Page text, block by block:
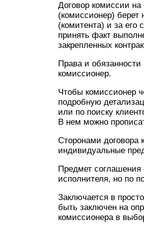
Договор комиссии на
(комиссионер) берет
(комитента) и за его
принять факт
закрепленных
Права и
комиссионер.
Чтобы комиссионер
подробную
или по поиску
В нем можно
Сторонами договора
индивидуальные
Предмет соглашения
исполнителя, но по
Заключается в
быть заключен на
комиссионера в